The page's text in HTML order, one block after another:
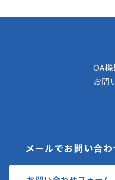
OA
お問
メールでお問い合わ